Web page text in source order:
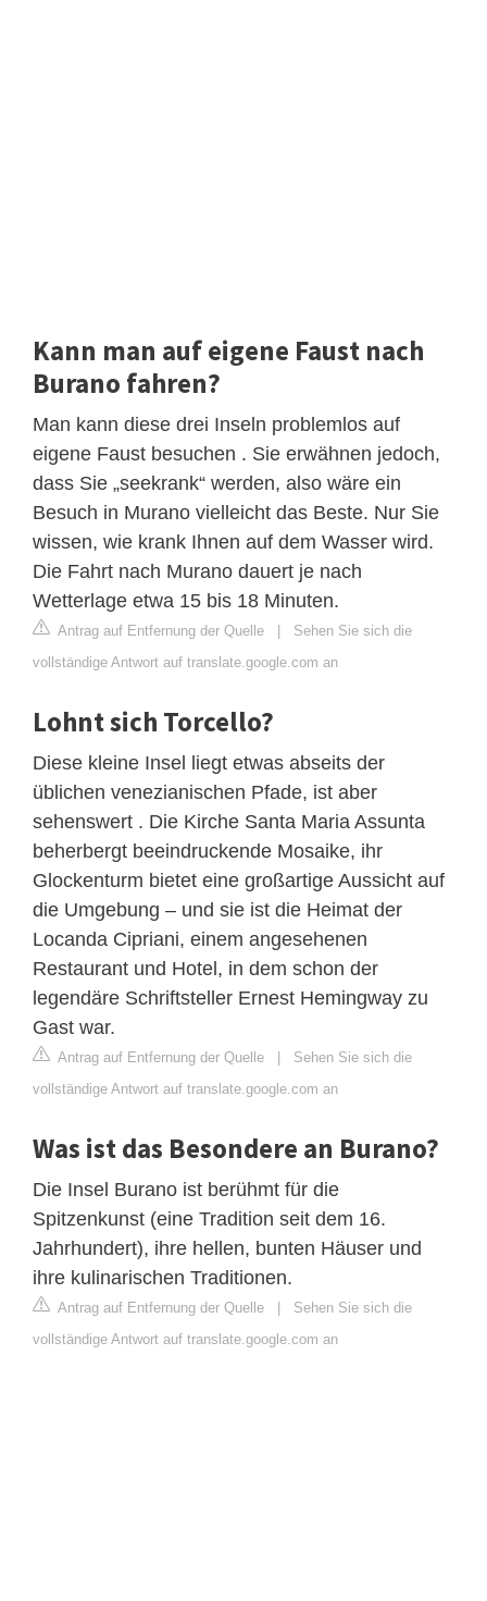
Kann man auf eigene Faust nach
Burano fahren?
Man kann diese drei Inseln problemlos auf
eigene Faust besuchen . Sie erwähnen jedoch,
dass Sie „seekrank“ werden, also wäre ein
Besuch in Murano vielleicht das Beste. Nur Sie
wissen, wie krank Ihnen auf dem Wasser wird.
Die Fahrt nach Murano dauert je nach
Wetterlage etwa 15 bis 18 Minuten.
Antrag auf Entfernung der Quelle | Sehen Sie sich die
vollständige Antwort auf translate.google.com an
Lohnt sich Torcello?
Diese kleine Insel liegt etwas abseits der
üblichen venezianischen Pfade, ist aber
sehenswert . Die Kirche Santa Maria Assunta
beherbergt beeindruckende Mosaike, ihr
Glockenturm bietet eine großartige Aussicht auf
die Umgebung – und sie ist die Heimat der
Locanda Cipriani, einem angesehenen
Restaurant und Hotel, in dem schon der
legendäre Schriftsteller Ernest Hemingway zu
Gast war.
Antrag auf Entfernung der Quelle | Sehen Sie sich die
vollständige Antwort auf translate.google.com an
Was ist das Besondere an Burano?
Die Insel Burano ist berühmt für die
Spitzenkunst (eine Tradition seit dem 16.
Jahrhundert), ihre hellen, bunten Häuser und
ihre kulinarischen Traditionen.
Antrag auf Entfernung der Quelle | Sehen Sie sich die
vollständige Antwort auf translate.google.com an